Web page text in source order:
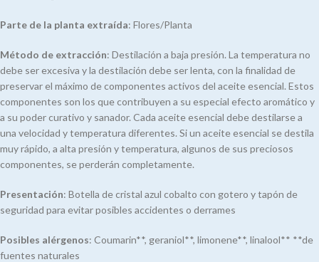
Parte de la planta extraída: Flores/Planta
Método de extracción: Destilación a baja presión. La temperatura no
debe ser excesiva y la destilación debe ser lenta, con la finalidad de
preservar el máximo de componentes activos del aceite esencial. Estos
componentes son los que contribuyen a su especial efecto aromático y
a su poder curativo y sanador. Cada aceite esencial debe destilarse a
una velocidad y temperatura diferentes. Si un aceite esencial se destila
muy rápido, a alta presión y temperatura, algunos de sus preciosos
componentes, se perderán completamente.
Presentación: Botella de cristal azul cobalto con gotero y tapón de
seguridad para evitar posibles accidentes o derrames
Posibles alérgenos: Coumarin**, geraniol**, limonene**, linalool** **de
fuentes naturales